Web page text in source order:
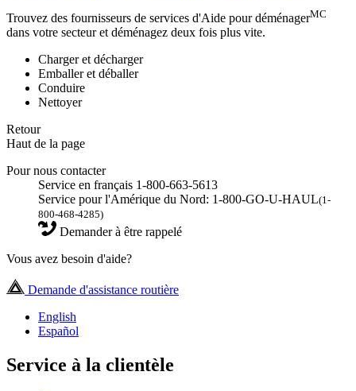
Trouvez des fournisseurs de services d'Aide pour déménagerMC
dans votre secteur et déménagez deux fois plus vite.
Charger et décharger
Emballer et déballer
Conduire
Nettoyer
Retour
Haut de la page
Pour nous contacter
Service en français 1-800-663-5613
Service pour l'Amérique du Nord: 1-800-GO-U-HAUL(1-
800-468-4285)
Demander à être rappelé
Vous avez besoin d'aide?
Demande d'assistance routière
English
Español
Service à la clientèle